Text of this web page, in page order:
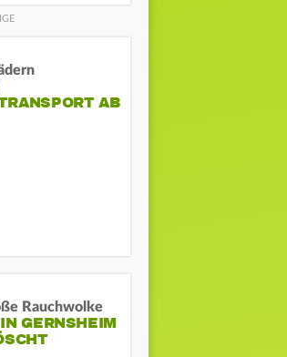
AB
Rauchwolke
GERNSHEIM E